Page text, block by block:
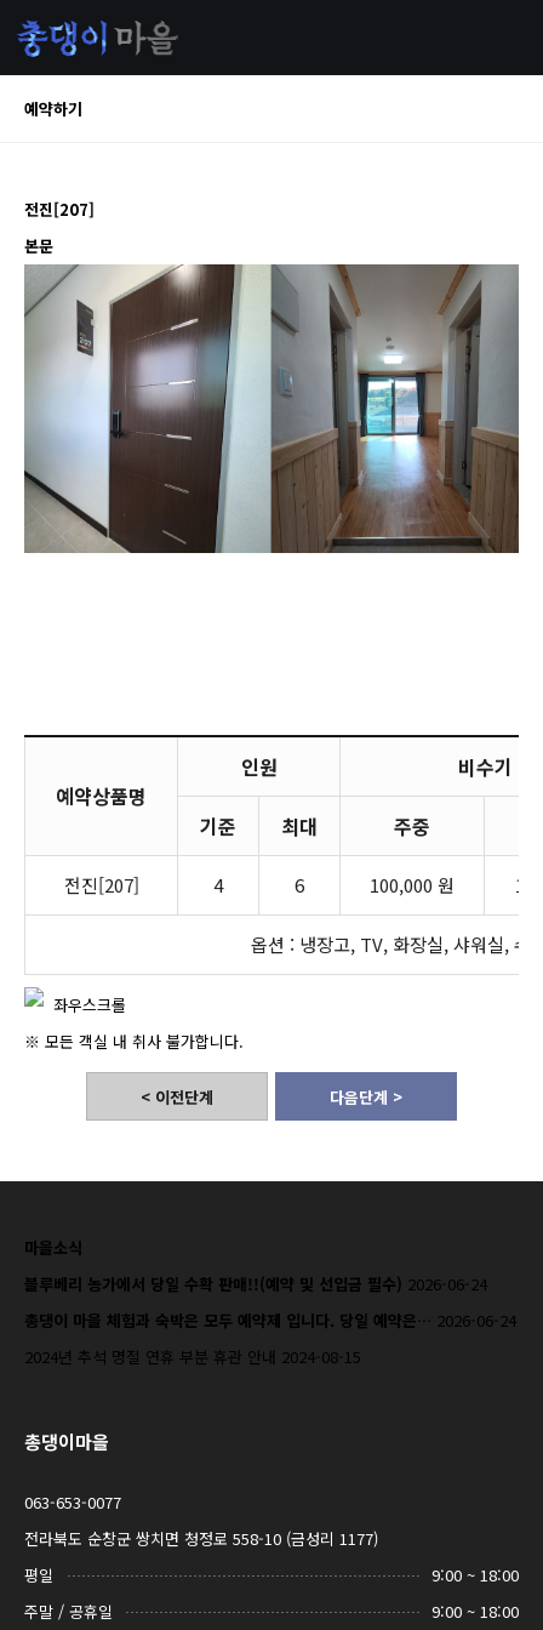
예약하기
전진[207]
본문
예약상품명
인원 비수기
기준 최대 주중
전진[207] 4 6 100,000 원
옵션 : 냉장고, TV, 화장실, 샤워실, 수
좌우스크롤
※ 모든 객실 내 취사 불가합니다.
< 이전단계 다음단계 >
마을소식
블루베리 농가에서 당일 수확 판매!!(예약 및 선입금 필수) 2026-06-24
총댕이 마을 체험과 숙박은 모두 예약제 입니다. 당일 예약은… 2026-06-24
2024년 추석 명절 연휴 부분 휴관 안내 2024-08-15
총댕이마을
063-653-0077
전라북도 순창군 쌍치면 청정로 558-10 (금성리 1177)
평일
9:00 ~ 18:00
주말 / 공휴일
9:00 ~ 18:00